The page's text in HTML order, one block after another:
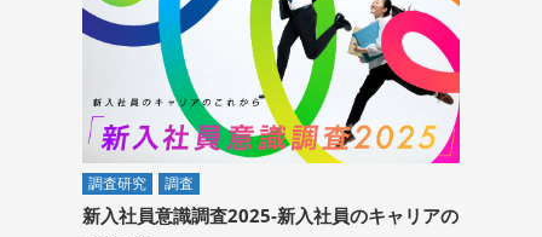
調査研究 調査
新入社員意識調査2025-新入社員のキャリアの